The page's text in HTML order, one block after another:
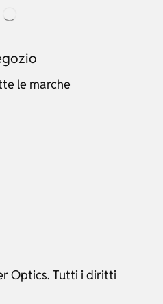
le marche
Optics. Tutti i diritti
German
Portuguese